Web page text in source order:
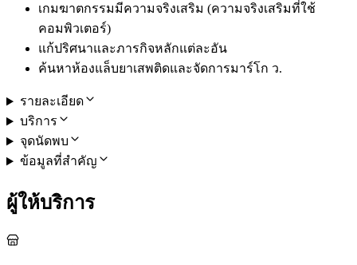
เกมฆาตกรรมมีความจริงเสริม (ความจริงเสริมที่ใช้
คอมพิวเตอร์)
แก้ปริศนาและภารกิจหลักแต่ละอัน
ค้นหาห้องแล็บยาเสพติดและจัดการมาร์โก ว.
รายละเอียด
บริการ
จุดนัดพบ
ข้อมูลที่สำคัญ
ผู้ให้บริการ